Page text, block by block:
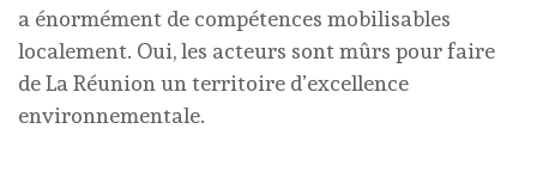
a énormément de compétences mobilisables
localement. Oui, les acteurs sont mûrs pour faire
de La Réunion un territoire d’excellence
environnementale.